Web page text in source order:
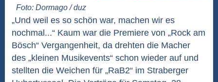
Foto: Dormago / duz
„Und weil es so schön war, machen wir es
nochmal...“ Kaum war die Premiere von „Rock am
Bösch“ Vergangenheit, da drehten die Macher
des „kleinen Musikevents“ schon wieder auf und
stellten die Weichen für „RaB2“ im Straberger